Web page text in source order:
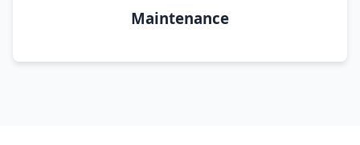
Maintenance